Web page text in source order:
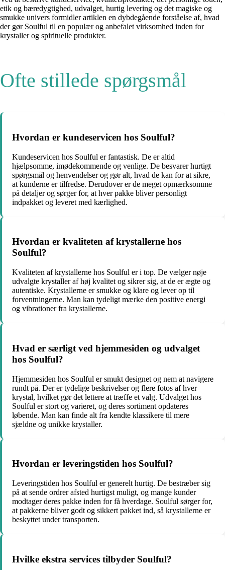
etik og bæredygtighed, udvalget, hurtig levering og det magiske og
smukke univers formidler artiklen en dybdegående forståelse af, hvad
der gør Soulful til en populær og anbefalet virksomhed inden for
krystaller og spirituelle produkter.
Ofte stillede spørgsmål
Hvordan er kundeservicen hos Soulful?
Kundeservicen hos Soulful er fantastisk. De er altid
hjælpsomme, imødekommende og venlige. De besvarer hurtigt
spørgsmål og henvendelser og gør alt, hvad de kan for at sikre,
at kunderne er tilfredse. Derudover er de meget opmærksomme
på detaljer og sørger for, at hver pakke bliver personligt
indpakket og leveret med kærlighed.
Hvordan er kvaliteten af krystallerne hos
Soulful?
Kvaliteten af krystallerne hos Soulful er i top. De vælger nøje
udvalgte krystaller af høj kvalitet og sikrer sig, at de er ægte og
autentiske. Krystallerne er smukke og klare og lever op til
forventningerne. Man kan tydeligt mærke den positive energi
og vibrationer fra krystallerne.
Hvad er særligt ved hjemmesiden og udvalget
hos Soulful?
Hjemmesiden hos Soulful er smukt designet og nem at navigere
rundt på. Der er tydelige beskrivelser og flere fotos af hver
krystal, hvilket gør det lettere at træffe et valg. Udvalget hos
Soulful er stort og varieret, og deres sortiment opdateres
løbende. Man kan finde alt fra kendte klassikere til mere
sjældne og unikke krystaller.
Hvordan er leveringstiden hos Soulful?
Leveringstiden hos Soulful er generelt hurtig. De bestræber sig
på at sende ordrer afsted hurtigst muligt, og mange kunder
modtager deres pakke inden for få hverdage. Soulful sørger for,
at pakkerne bliver godt og sikkert pakket ind, så krystallerne er
beskyttet under transporten.
Hvilke ekstra services tilbyder Soulful?